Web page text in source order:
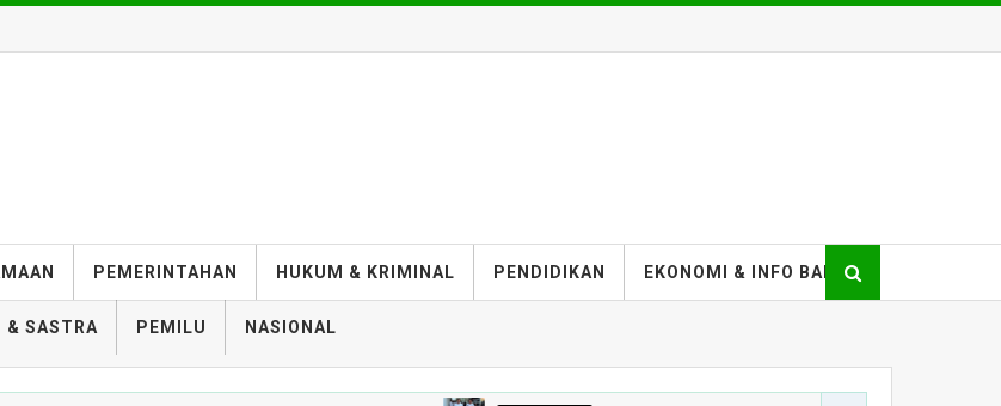
PEMERINTAHAN HUKUM & KRIMINAL PENDIDIKAN EKONOMI & INFO BANK
& SASTRA PEMILU NASIONAL